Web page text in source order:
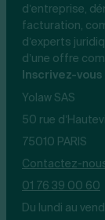
d’entreprise,
facturation,
d’experts
d’une offre
Inscrivez-
Yolaw SAS
50 rue
75010 PARIS
Contactez-
01 76 39 00 60
Du lundi au